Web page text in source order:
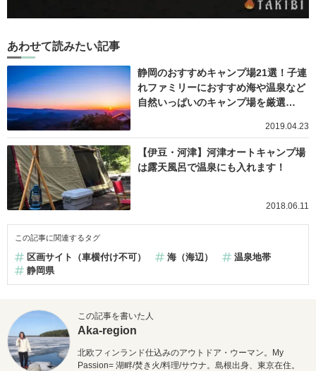
あわせて読みたい記事
静岡のおすすめキャンプ場21選！子連
れファミリーにおすすめ海や温泉など
自然いっぱいのキャンプ場を厳選…
2019.04.23
【伊豆・河津】河津オートキャンプ場
は露天風呂で温泉にも入れます！
2018.06.11
この記事に関連するタグ
区画サイト（車横付け不可） 海（海辺）
温泉地帯
静岡県
この記事を書いた人
Aka-region
北欧フィンランド仕込みのアウトドア・ウーマン。My
Passion= 湖畔/焚き火/料理/サウナ。島根出身、東京在住。